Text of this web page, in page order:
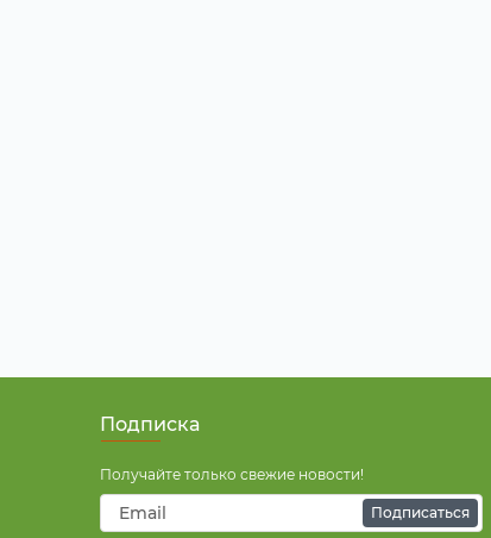
Подписка
Получайте только свежие новости!
Подписаться